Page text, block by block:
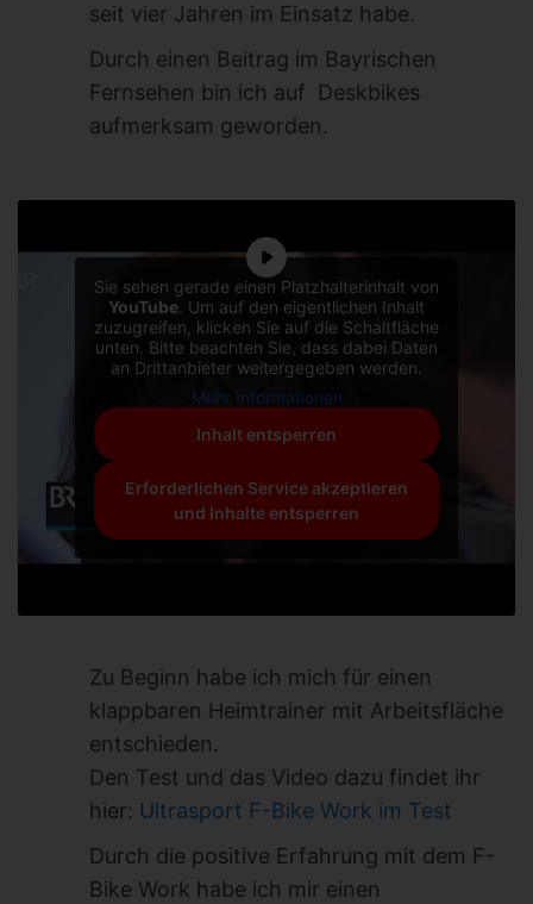
seit vier Jahren im Einsatz habe.
Durch einen Beitrag im Bayrischen
Fernsehen bin ich auf Deskbikes
aufmerksam geworden.
Sie sehen gerade einen Platzhalterinhalt von
YouTube . Um auf den eigentlichen Inhalt
zuzugreifen, klicken Sie auf die Schaltfläche
unten. Bitte beachten Sie, dass dabei Daten
an Drittanbieter weitergegeben werden.
Mehr Informationen
Inhalt entsperren
Erforderlichen Service akzeptieren
und Inhalte entsperren
Zu Beginn habe ich mich für einen
klappbaren Heimtrainer mit Arbeitsfläche
entschieden.
Den Test und das Video dazu findet ihr
hier: Ultrasport F-Bike Work im Test
Durch die positive Erfahrung mit dem F-
Bike Work habe ich mir einen